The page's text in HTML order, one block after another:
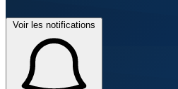
Voir les notifications